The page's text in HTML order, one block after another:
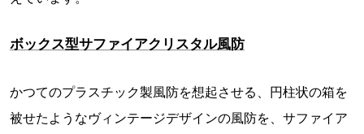
ボックス型サファイアクリスタル風防
かつてのプラスチック製風防を想起させる、円柱状の箱を
被せたようなヴィンテージデザインの風防を、サファイア